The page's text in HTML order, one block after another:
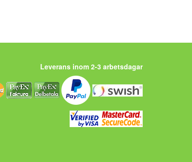
Leverans inom 2-3 arbetsdagar